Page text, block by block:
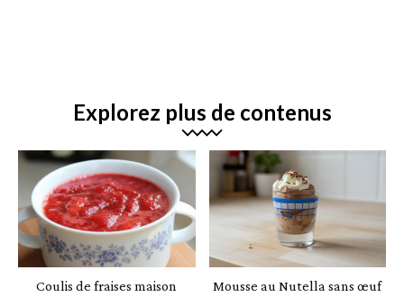
Explorez plus de contenus
Coulis de fraises maison Mousse au Nutella sans œuf